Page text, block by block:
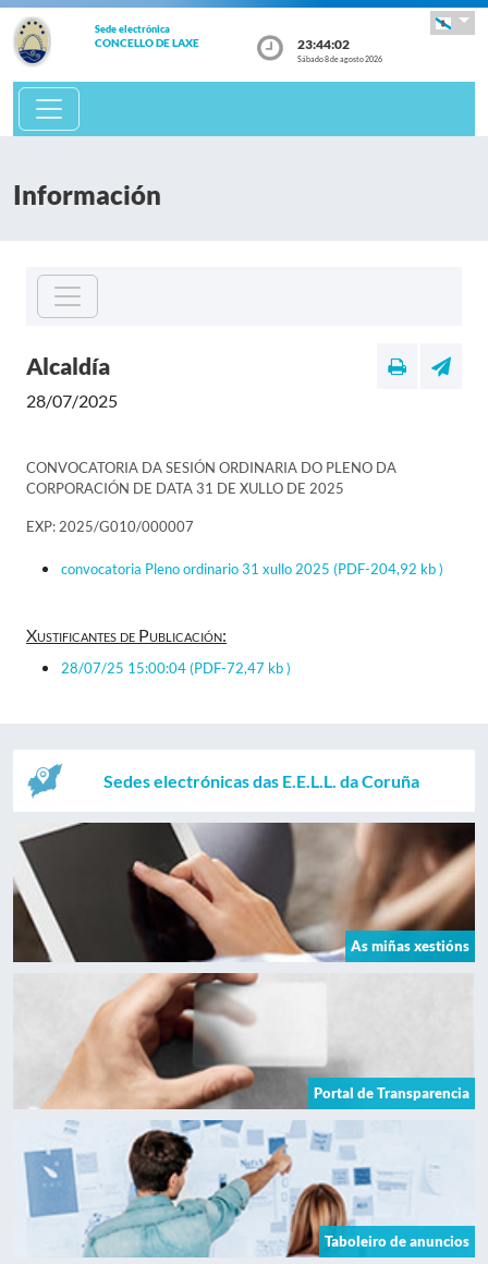
Sede electrónica
CONCELLO DE LAXE 23:44:02
Sábado 8 de agosto 2026
Información
Alcaldía
28/07/2025
CONVOCATORIA DA SESIÓN ORDINARIA DO PLENO DA
CORPORACIÓN DE DATA 31 DE XULLO DE 2025
EXP: 2025/G010/000007
convocatoria Pleno ordinario 31 xullo 2025 (PDF-204,92 kb )
Xustificantes de Publicación:
28/07/25 15:00:04(PDF-72,47 kb )
Sedes electrónicas das E.E.L.L. da Coruña
As miñas xestións
Portal de Transparencia
Taboleiro de anuncios